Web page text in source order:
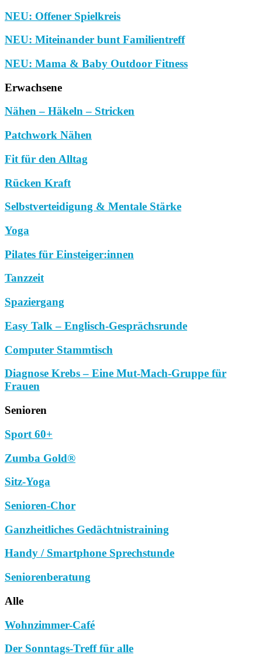
NEU: Offener Spielkreis
NEU: Miteinander bunt Familientreff
NEU: Mama & Baby Outdoor Fitness
Erwachsene
Nähen – Häkeln – Stricken
Patchwork Nähen
Fit für den Alltag
Rücken Kraft
Selbstverteidigung & Mentale Stärke
Yoga
Pilates für Einsteiger:innen
Tanzzeit
Spaziergang
Easy Talk – Englisch-Gesprächsrunde
Computer Stammtisch
Diagnose Krebs – Eine Mut-Mach-Gruppe für
Frauen
Senioren
Sport 60+
Zumba Gold®
Sitz-Yoga
Senioren-Chor
Ganzheitliches Gedächtnistraining
Handy / Smartphone Sprechstunde
Seniorenberatung
Alle
Wohnzimmer-Café
Der Sonntags-Treff für alle